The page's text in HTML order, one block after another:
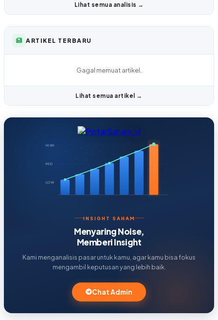
Lihat semua analisis →
ARTIKEL TERBARU
Gagal memuat artikel.
Lihat semua artikel →
HIGH
MID
LOW
INSIGHT SAHAM
Menyaring Noise,
Memberi Insight
Kami menganalisis pasar untuk kamu, agar kamu bisa fokus
mengambil keputusan yang lebih baik.
Chat Admin